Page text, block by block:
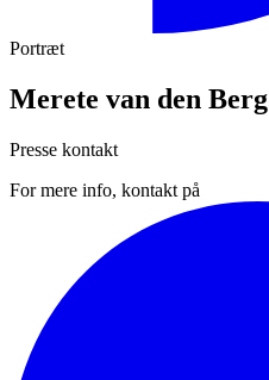
Portræt
Merete van den Berg
Presse kontakt
For mere info, kontakt på